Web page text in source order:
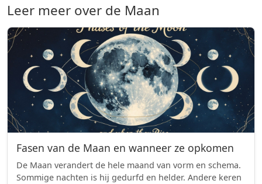
Leer meer over de Maan
Fasen van de Maan en wanneer ze opkomen
De Maan verandert de hele maand van vorm en schema.
Sommige nachten is hij gedurfd en helder. Andere keren